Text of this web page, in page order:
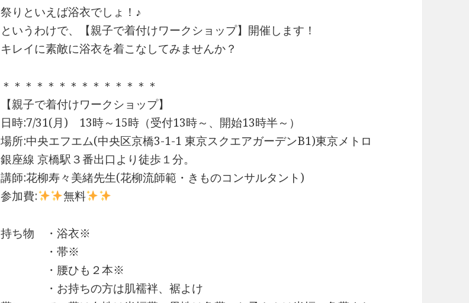
祭りといえば浴衣でしょ！♪
というわけで、【親子で着付けワークショップ】開催します！
キレイに素敵に浴衣を着こなしてみませんか？
＊＊＊＊＊＊＊＊＊＊＊＊＊＊
【親子で着付けワークショップ】
日時:7/31(月) 13時～15時（受付13時～、開始13時半～）
場所:中央エフエム(中央区京橋3-1-1 東京スクエアガーデンB1)東京メトロ
銀座線 京橋駅３番出口より徒歩１分。
講師:花柳寿々美緒先生(花柳流師範・きものコンサルタント)
参加費:
無料
持ち物 ・浴衣※
・帯※
・腰ひも２本※
・お持ちの方は肌襦袢、裾よけ